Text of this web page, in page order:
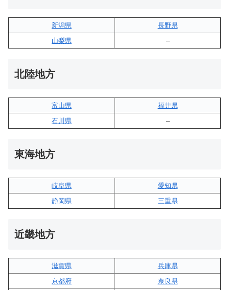
新潟県
長野県
山梨県
–
北陸地方
富山県
福井県
石川県
–
東海地方
岐阜県
愛知県
静岡県
三重県
近畿地方
滋賀県
兵庫県
京都府
奈良県